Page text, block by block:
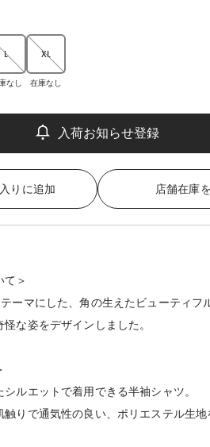
L
なし
XL
在庫なし
りに追加 店舗在庫
て＞
ーマにした、角の生えたビューティフ
怪な姿をデザインしました。
シルエットで着用できる半袖シャツ。
触りで通気性の良い、ポリエステル生